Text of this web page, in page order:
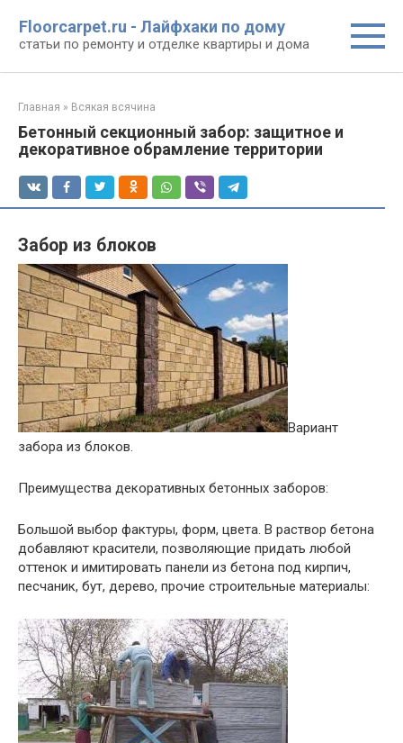
контенту
Floorcarpet.ru - Лайфхаки по дому
статьи по ремонту и отделке квартиры и дома
Главная » Всякая всячина
Бетонный секционный забор: защитное и
декоративное обрамление территории
Забор из блоков
Вариант
забора из блоков.
Преимущества декоративных бетонных заборов:
Большой выбор фактуры, форм, цвета. В раствор бетона
добавляют красители, позволяющие придать любой
оттенок и имитировать панели из бетона под кирпич,
песчаник, бут, дерево, прочие строительные материалы: